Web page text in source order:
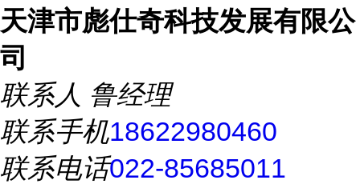
天津市彪仕奇科技发展有限公
司
联系人 鲁经理
联系手机18622980460
联系电话022-85685011